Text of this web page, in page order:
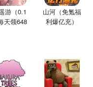
游（0.1
天领648
山河（免氪福
利爆亿充）